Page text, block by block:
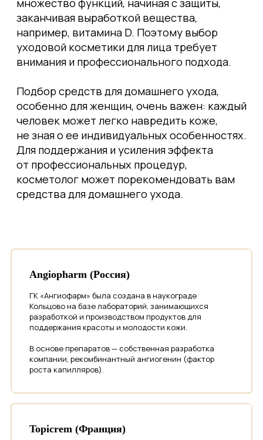
Angiopharm (Россия)
ГК «Ангиофарм» была создана в наукограде
Кольцово на базе лабораторий, занимающихся
разработкой и производством продуктов для
поддержания красоты и молодости кожи.
В основе препаратов — собственная разработка
компании, рекомбинантный ангиогенин (фактор
роста капилляров).
Topicrem (Франция)